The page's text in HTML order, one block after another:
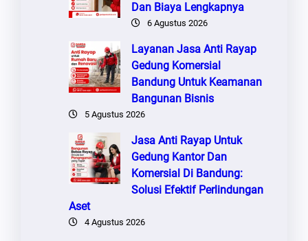
Dan Biaya Lengkapnya
6 Agustus 2026
Layanan Jasa Anti Rayap
Gedung Komersial
Bandung Untuk Keamanan
Bangunan Bisnis
5 Agustus 2026
Jasa Anti Rayap Untuk
Gedung Kantor Dan
Komersial Di Bandung:
Solusi Efektif Perlindungan
Aset
4 Agustus 2026